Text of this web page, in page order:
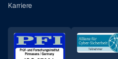
Karriere